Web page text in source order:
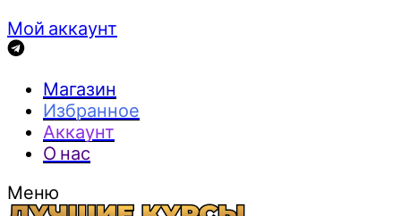
Мой аккаунт
Магазин
Избранное
Аккаунт
О нас
Меню